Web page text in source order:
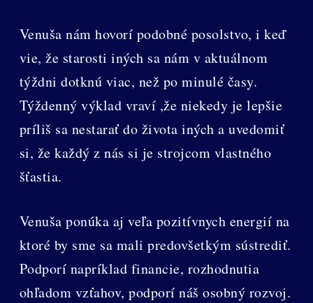
Venuša nám hovorí podobné posolstvo, i keď
vie, že starosti iných sa nám v aktuálnom
týždni dotknú viac, než po minulé časy.
Týždenný výklad vraví ,že niekedy je lepšie
príliš sa nestarať do života iných a uvedomiť
si, že každý z nás si je strojcom vlastného
šťastia.
Venuša ponúka aj veľa pozitívnych energií na
ktoré by sme sa mali predovšetkým sústrediť.
Podporí napríklad financie, rozhodnutia
ohľadom vzťahov, podporí náš osobný rozvoj.